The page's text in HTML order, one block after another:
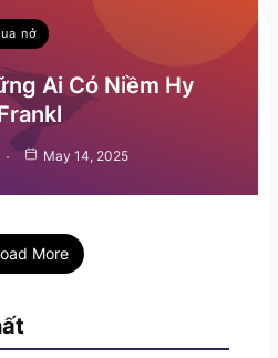
nở
Ai Có Niềm Hy
May 14, 2025
More